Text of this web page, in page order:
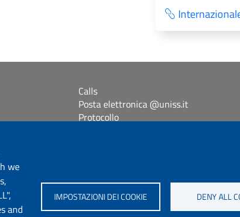
we
and
IMPOSTAZIONI DEI COOKIE DENY ALL
Calls
Posta elettronica @uniss.it
Protocollo